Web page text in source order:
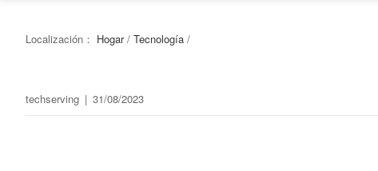
Localización： Hogar / Tecnología /
techserving | 31/08/2023